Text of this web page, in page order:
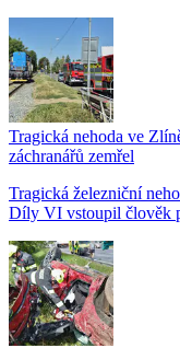
Tragická nehoda ve
záchranářů zemřel
Tragická železniční
Díly VI vstoupil člověk